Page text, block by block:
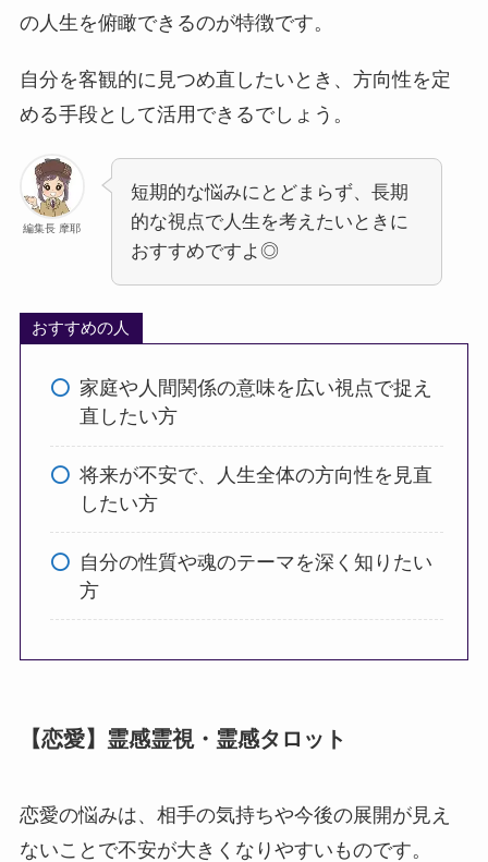
の人生を俯瞰できるのが特徴です。
自分を客観的に見つめ直したいとき、方向性を定
める手段として活用できるでしょう。
編集長 摩耶
短期的な悩みにとどまらず、長期
的な視点で人生を考えたいときに
おすすめですよ◎
おすすめの人
家庭や人間関係の意味を広い視点で捉え
直したい方
将来が不安で、人生全体の方向性を見直
したい方
自分の性質や魂のテーマを深く知りたい
方
【恋愛】霊感霊視・霊感タロット
恋愛の悩みは、相手の気持ちや今後の展開が見え
ないことで不安が大きくなりやすいものです。